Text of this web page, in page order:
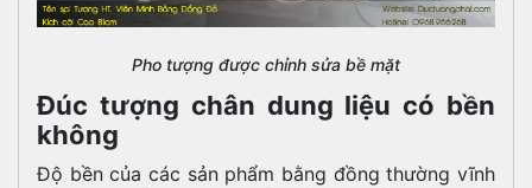
Pho tượng được chỉnh sửa bề mặt
Đúc tượng chân dung liệu có bền
không
Độ bền của các sản phẩm bằng đồng thường vĩnh